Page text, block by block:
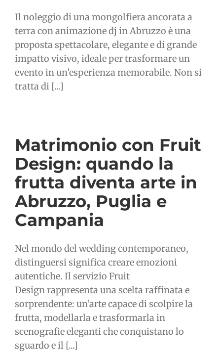
Il noleggio di una mongolfiera ancorata a
terra con animazione dj in Abruzzo è una
proposta spettacolare, elegante e di grande
impatto visivo, ideale per trasformare un
evento in un’esperienza memorabile. Non si
tratta di [...]
Matrimonio con Fruit
Design: quando la
frutta diventa arte in
Abruzzo, Puglia e
Campania
Nel mondo del wedding contemporaneo,
distinguersi significa creare emozioni
autentiche. Il servizio Fruit
Design rappresenta una scelta raffinata e
sorprendente: un’arte capace di scolpire la
frutta, modellarla e trasformarla in
scenografie eleganti che conquistano lo
sguardo e il [...]